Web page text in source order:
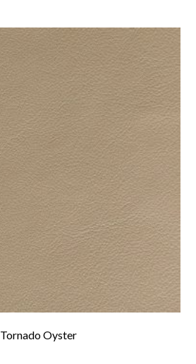
Tornado Oyster